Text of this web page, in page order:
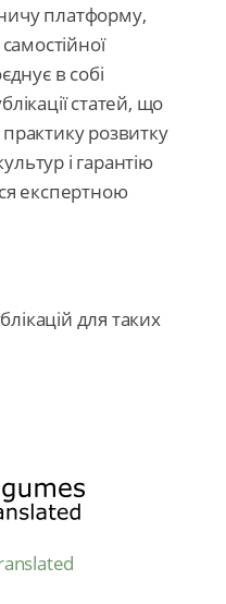
платформу,
в собі
статей, що
розвитку
і гарантію
експертною
для таких